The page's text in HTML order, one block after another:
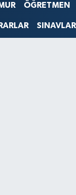
ÖĞRETMEN
SINAVLAR